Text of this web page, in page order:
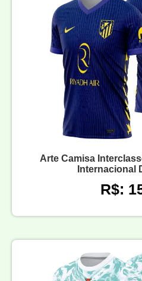
Arte Camisa
Internacional
R$: